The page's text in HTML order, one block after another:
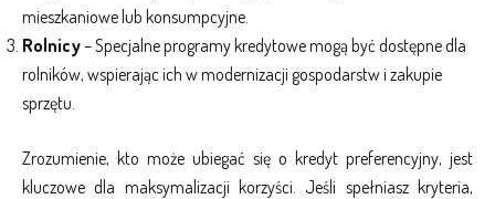
mieszkaniowe lub konsumpcyjne.
Rolnicy– Specjalne programy kredytowe mogą być dostępne dla
rolników, wspierając ich w modernizacji gospodarstw i zakupie
sprzętu.
Zrozumienie, kto może ubiegać się o kredyt preferencyjny, jest
kluczowe dla maksymalizacji korzyści. Jeśli spełniasz kryteria,